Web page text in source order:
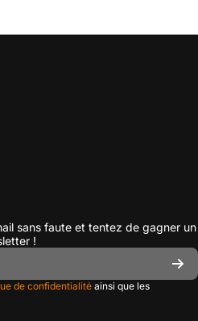
sans faute et tentez de gagner un
!
de confidentialité ainsi que les